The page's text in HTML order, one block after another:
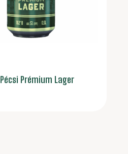
Prémium Lager